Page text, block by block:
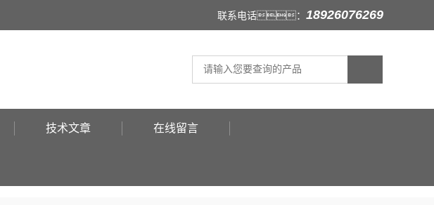
联系电话： 18926076269
技术文章 在线留言